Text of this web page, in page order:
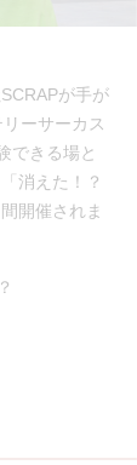
が手が
ーサーカス
できる場と
消えた！？
開催されま